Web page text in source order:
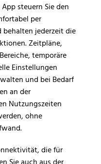
steuern Sie den
per
behalten jederzeit die
Zeitpläne,
temporäre
Einstellungen
und bei Bedarf
an der
Nutzungszeiten
ohne
die für